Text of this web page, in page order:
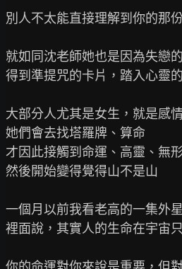
別人不太能直接理解到你的那
就如同沈老師她也是因為失戀
得到準提咒的卡片，踏入心靈
大部分人尤其是女生，就是感
她們會去找塔羅牌、算命
才因此接觸到命運、高靈、無
然後開始變得覺得山不是山
一個月以前我看老高的一集外
裡面說，其實人的生命在宇宙